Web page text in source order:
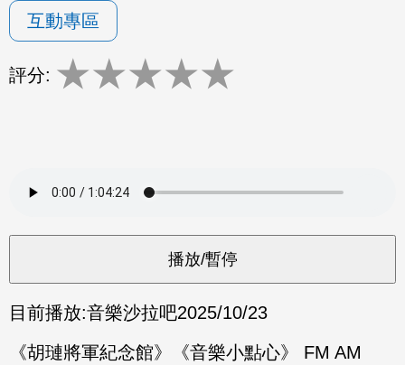
互動專區
評分: ★★★★★
目前播放:音樂沙拉吧2025/10/23
《胡璉將軍紀念館》《音樂小點心》 FM AM